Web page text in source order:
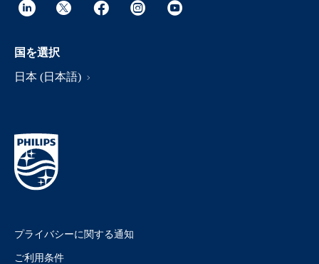
国を選択
日本 (日本語)
プライバシーに関する通知
ご利用条件